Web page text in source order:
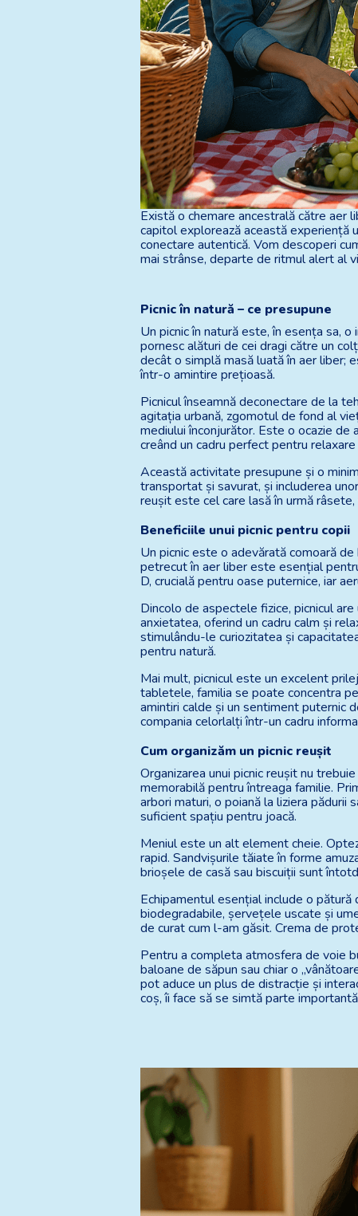
Există o chemare ancestrală către aer
capitol explorează această experiență
conectare autentică. Vom descoperi
mai strânse, departe de ritmul alert al
Picnic în natură – ce presupune
Un picnic în natură este, în esența sa,
pornesc alături de cei dragi către un
decât o simplă masă luată în aer liber;
într-o amintire prețioasă.
Picnicul înseamnă deconectare de la
agitația urbană, zgomotul de fond al
mediului înconjurător. Este o ocazie de
creând un cadru perfect pentru relaxare
Această activitate presupune și o
transportat și savurat, și includerea
reușit este cel care lasă în urmă
Beneficiile unui picnic pentru copii
Un picnic este o adevărată comoară
petrecut în aer liber este esențial
D, crucială pentru oase puternice, iar
Dincolo de aspectele fizice, picnicul
anxietatea, oferind un cadru calm și
stimulându-le curiozitatea și
pentru natură.
Mai mult, picnicul este un excelent
tabletele, familia se poate concentra
amintiri calde și un sentiment puternic
compania celorlalți într-un cadru
Cum organizăm un picnic reușit
Organizarea unui picnic reușit nu
memorabilă pentru întreaga familie.
arbori maturi, o poiană la liziera pădurii
suficient spațiu pentru joacă.
Meniul este un alt element cheie.
rapid. Sandvișurile tăiate în forme
brioșele de casă sau biscuiții sunt
Echipamentul esențial include o pătură
biodegradabile, șervețele uscate și
de curat cum l-am găsit. Crema de
Pentru a completa atmosfera de voie
baloane de săpun sau chiar o
pot aduce un plus de distracție și
coș, îi face să se simtă parte